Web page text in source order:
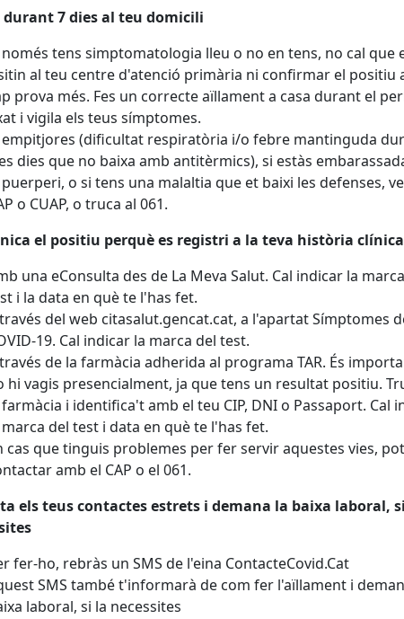
7 dies al teu domicili
només tens simptomatologia lleu o no en tens, no cal que
al teu centre d'atenció primària ni confirmar el positiu
prova més. Fes un correcte aïllament a casa durant el
i vigila els teus símptomes.
empitjores (dificultat respiratòria i/o febre mantinguda
dies que no baixa amb antitèrmics), si estàs
o si tens una malaltia que et baixi les defenses,
o CUAP, o truca al 061.
el positiu perquè es registri a la teva història clínica
una eConsulta des de La Meva Salut. Cal indicar la
i la data en què te l'has fet.
del web citasalut.gencat.cat, a l'apartat Símptomes
19. Cal indicar la marca del test.
de la farmàcia adherida al programa TAR. És
hi vagis presencialment, ja que tens un resultat positiu.
i identifica't amb el teu CIP, DNI o Passaport. Cal
del test i data en què te l'has fet.
cas que tinguis problemes per fer servir aquestes vies,
amb el CAP o el 061.
els teus contactes estrets i demana la baixa laboral,
fer-ho, rebràs un SMS de l'eina ContacteCovid.Cat
SMS també t'informarà de com fer l'aïllament i
laboral, si la necessites